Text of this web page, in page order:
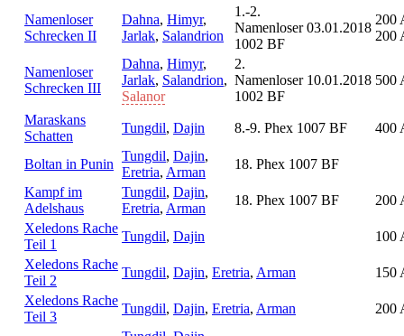
Namenloser
Schrecken II
Dahna, Himyr,
Jarlak, Salandrion
1.-2.
Namenloser
1002 BF
03.01.2018
200
200
Namenloser
Schrecken III
Dahna, Himyr,
Jarlak, Salandrion,
Salanor
2.
Namenloser
1002 BF
10.01.2018 500
Maraskans
Schatten
Tungdil, Dajin 8.-9. Phex 1007 BF 400
Boltan in Punin
Tungdil, Dajin,
Eretria, Arman
18. Phex 1007 BF
Kampf im
Adelshaus
Tungdil, Dajin,
Eretria, Arman
18. Phex 1007 BF
200
Xeledons Rache
Teil 1
Tungdil, Dajin
100
Xeledons Rache
Teil 2
Tungdil, Dajin, Eretria, Arman
150
Xeledons Rache
Teil 3
Tungdil, Dajin, Eretria, Arman
200